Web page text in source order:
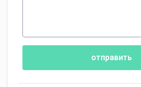
отправить